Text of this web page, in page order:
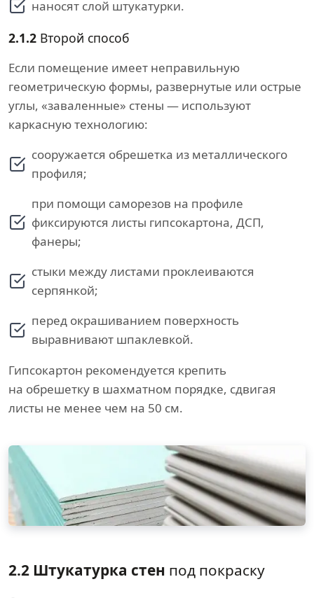
наносят слой штукатурки.
2.1.2 Второй способ
Если помещение имеет неправильную
геометрическую формы, развернутые или острые
углы, «заваленные» стены — используют
каркасную технологию:
сооружается обрешетка из металлического
профиля;
при помощи саморезов на профиле
фиксируются листы гипсокартона, ДСП,
фанеры;
стыки между листами проклеиваются
серпянкой;
перед окрашиванием поверхность
выравнивают шпаклевкой.
Гипсокартон рекомендуется крепить
на обрешетку в шахматном порядке, сдвигая
листы не менее чем на 50 см.
2.2 Штукатурка стен под покраску